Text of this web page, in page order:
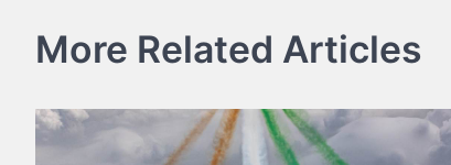
More Related Articles